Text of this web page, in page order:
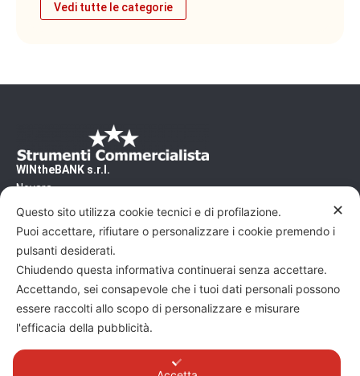
Vedi tutte le categorie
WINtheBANK s.r.l.
Novara
CF/PI 02500460031 - REA/NO 240200
Capitale Sociale: 10'000€
Pec: wtb@pec.it
Commercialista, vuoi scoprire altri articoli su
come dialogare al meglio con gli imprenditori ?
Leggi altri articoli sul sito
Business School per Commercialisti
✕
Questo sito utilizza cookie tecnici e di profilazione.
Puoi accettare, rifiutare o personalizzare i cookie premendo i
pulsanti desiderati.
Chiudendo questa informativa continuerai senza accettare.
Accettando, sei consapevole che i tuoi dati personali possono
essere raccolti allo scopo di personalizzare e misurare
l'efficacia della pubblicità.